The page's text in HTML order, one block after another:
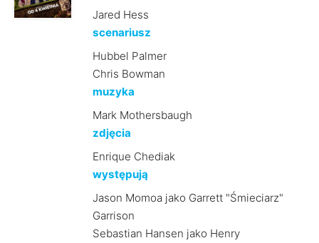
Jared Hess
scenariusz
Hubbel Palmer
Chris Bowman
muzyka
Mark Mothersbaugh
zdjęcia
Enrique Chediak
występują
Jason Momoa jako Garrett "Śmieciarz"
Garrison
Sebastian Hansen jako Henry